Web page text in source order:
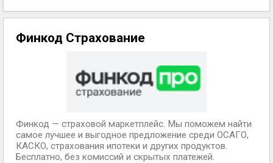
Финкод Страхование
Финкод — страховой маркетплейс. Мы поможем найти
самое лучшее и выгодное предложение среди ОСАГО,
КАСКО, страхования ипотеки и других продуктов.
Бесплатно, без комиссий и скрытых платежей.